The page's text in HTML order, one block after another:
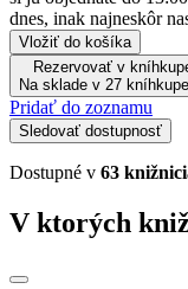
dnes, inak najneskôr
Vložiť do košíka
Rezervovať v
Na sklade v 27
Pridať do zoznamu
Sledovať dostupnosť
Dostupné v 63
V ktorých